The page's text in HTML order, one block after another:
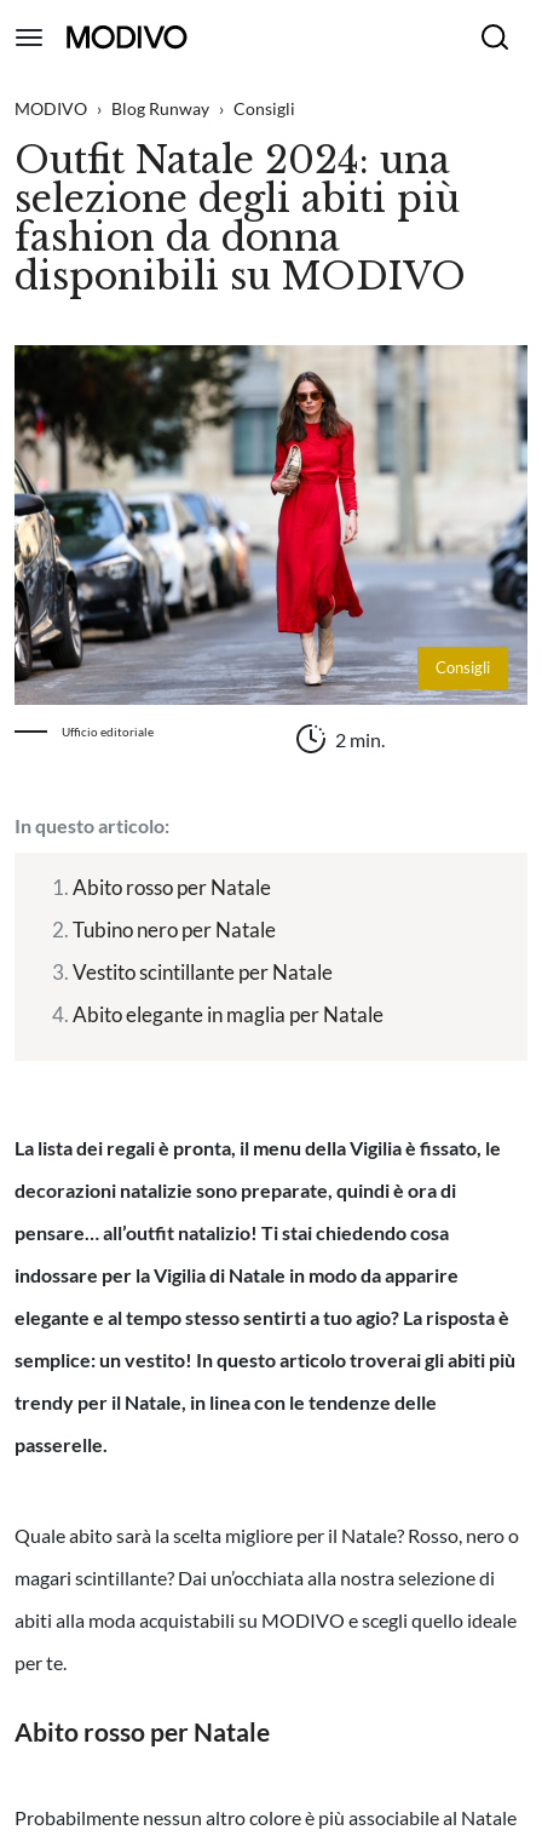
MODIVO › Blog Runway › Consigli
Outfit Natale 2024: una
selezione degli abiti più
fashion da donna
disponibili su MODIVO
Consigli
Ufficio editoriale 2 min.
In questo articolo:
Abito rosso per Natale
Tubino nero per Natale
Vestito scintillante per Natale
Abito elegante in maglia per Natale
La lista dei regali è pronta, il menu della Vigilia è fissato, le
decorazioni natalizie sono preparate, quindi è ora di
pensare… all’outfit natalizio! Ti stai chiedendo cosa
indossare per la Vigilia di Natale in modo da apparire
elegante e al tempo stesso sentirti a tuo agio? La risposta è
semplice: un vestito! In questo articolo troverai gli abiti più
trendy per il Natale, in linea con le tendenze delle
passerelle.
Quale abito sarà la scelta migliore per il Natale? Rosso, nero o
magari scintillante? Dai un’occhiata alla nostra selezione di
abiti alla moda acquistabili su MODIVO e scegli quello ideale
per te.
Abito rosso per Natale
Probabilmente nessun altro colore è più associabile al Natale